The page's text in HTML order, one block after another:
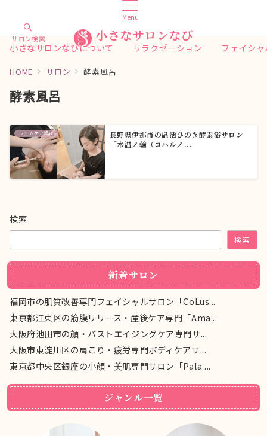
Menu
小さなサロンなび
サロン検索
小さなサロンなびについて リラクゼーション フェイシャ
HOME サロン 酵素風呂
酵素風呂
フェムケア矯正
長野県伊那市の温活ひのき酵素浴サロン
「木温ノ輪（コハルノ...
検索
検索
新着サロン
福岡市の肌質改善専門フェイシャルサロン「CoLus...
東京都江東区の筋膜リリース・産後ケア専門「Ama...
大阪府池田市の顔・バストエイジングケア専門サ...
大阪市東淀川区の肩こり・疲労専門ボディケアサ...
東京都中央区銀座の小顔・美肌専門サロン「Pala ...
ジャンル一覧